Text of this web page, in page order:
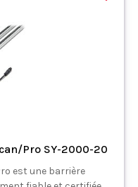
Pro SY-2000-20
est une barrière